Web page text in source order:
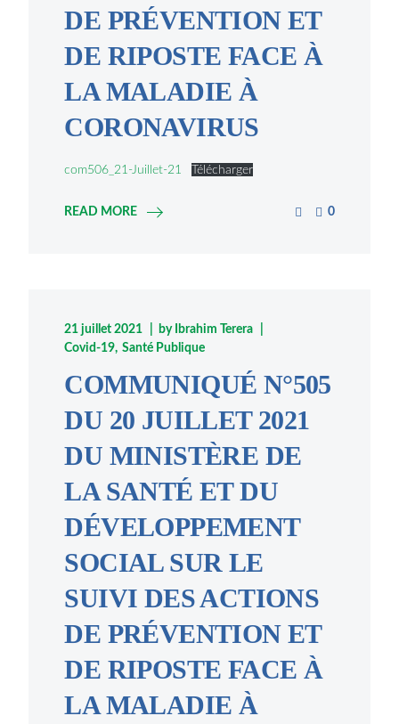
DE PRÉVENTION ET
DE RIPOSTE FACE À
LA MALADIE À
CORONAVIRUS
com506_21-Juillet-21 Télécharger
READ MORE 0
21 juillet 2021 by Ibrahim Terera
Covid-19 Santé Publique
COMMUNIQUÉ N°505
DU 20 JUILLET 2021
DU MINISTÈRE DE
LA SANTÉ ET DU
DÉVELOPPEMENT
SOCIAL SUR LE
SUIVI DES ACTIONS
DE PRÉVENTION ET
DE RIPOSTE FACE À
LA MALADIE À